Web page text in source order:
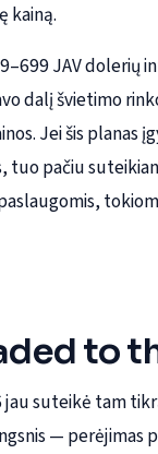
kainą.
JAV dolerių
dalį švietimo
Jei šis planas
tuo pačiu
to
jau suteikė tam
— perėjimas